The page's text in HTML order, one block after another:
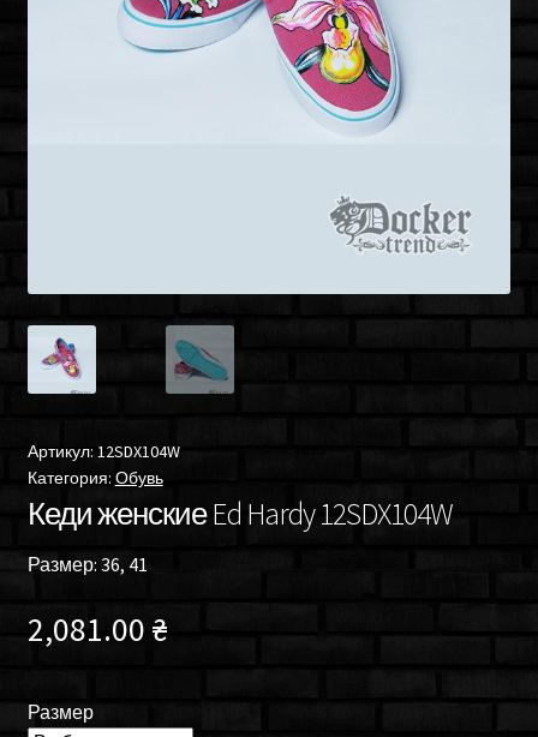
Артикул: 12SDX104W
Категория: Обувь
Кеди женские Ed Hardy 12SDX104W
Размер: 36, 41
2,081.00 ₴
Размер